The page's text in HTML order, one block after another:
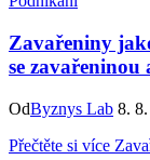
Zavařeniny
se
OdByznys Lab 8.
Přečtěte si více